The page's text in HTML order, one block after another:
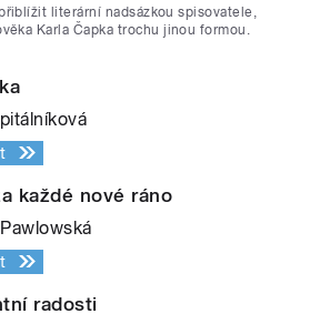
literární nadsázkou spisovatele,
Karla Čapka trochu jinou formou.
každé nové ráno
radosti